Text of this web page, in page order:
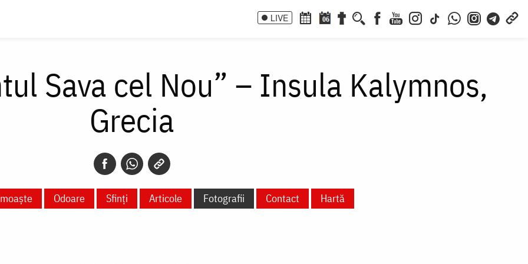
LIVE 06
Sava cel Nou” – Insula Kalymnos,
Grecia
Odoare Sfinți Articole Fotografii Contact Hartă